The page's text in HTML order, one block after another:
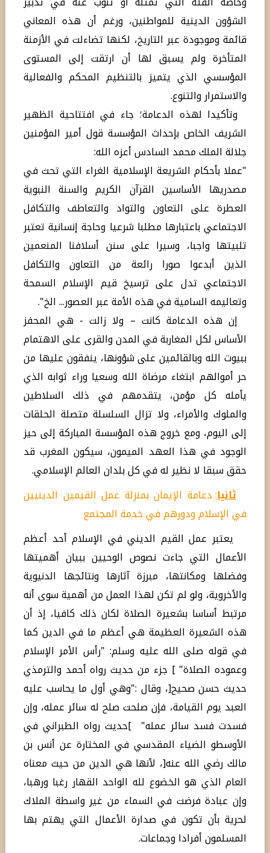
الشؤون الدينية للمواطنين، ورغم أن هذه المعاني
قائمة وموجودة عبر التاريخ، لكنها تضاءلت في الأزمنة
المتأخرة ولم يسبق لها أن ارتقت إلى المستوى
المؤسسي الذي يتميز بالتنظيم المحكم والفعالية
والاستمرار والتنوع.
وتأكيدا لهذه الدعامة؛ جاء في افتتاحية الظهير
الشريف الخاص بإحداث المؤسسة قول أمير المؤمنين
جلالة الملك محمد السادس أعزه الله:
"عملا بأحكام الشريعة الإسلامية الغراء التي تحث في
مصدريها الأساسين القرآن الكريم والسنة النبوية
العطرة على التعاون والتواد والتعاطف والتكافل
الاجتماعي باعتبارها مطلبا شرعيا وحاجة إنسانية تعتبر
تلبيتها واجبا، وسيرا على سنن أسلافنا المنعمين
الذين أبدعوا صورا رائعة من التعاون والتكافل
الاجتماعي تدل على ترسيخ قيم الإسلام السمحة
وتعاليمه السامية في هذه الأمة عبر العصور... الخ".
إن هذه الدعامة كانت – ولا زالت - هي المحفز
الأساس لكل المغاربة في المدن والقرى على الاهتمام
ببيوت الله وبالقائمين على شؤونها، ينفقون عليها من
حر أموالهم ابتغاء مرضاة الله وسعيا وراء ثوابه الذي
يأمله كل مؤمن، يتقدمهم في ذلك السلاطين
والملوك والأمراء، ولا تزال السلسلة متصلة الحلقات
إلى اليوم، ومع خروج هذه المؤسسة المباركة إلى حيز
الوجود في هذا العهد الميمون، سيكون المغرب قد
حقق سبقا لا نظير له في كل بلدان العالم الإسلامي.
ثانيا: دعامة الإيمان بمنزلة عمل القيمين الدينيين
في الإسلام ودورهم في خدمة المجتمع
يعتبر عمل القيم الديني في الإسلام أحد أعظم
الأعمال التي جاءت نصوص الوحيين ببيان أهميتها
وفضلها ومكانتها، مبرزة آثارها ونتائجها الدنيوية
والأخروية، ولو لم تكن لهذا العمل من أهمية سوى أنه
مرتبط أساسا بشعيرة الصلاة لكان ذلك كافيا، إذ أن
هذه الشعيرة العظيمة هي أعظم ما في الدين كما
في قوله صلى الله عليه وسلم: "رأس الأمر الإسلام
وعموده الصلاة" ] جزء من حديث رواه أحمد والترمذي
حديث حسن صحيح[، وقال :"وهي أول ما يحاسب عليه
العبد يوم القيامة، فإن صلحت صلح له سائر عمله، وإن
فسدت فسد سائر عمله" ]حديث رواه الطبراني في
الأوسطو الضياء المقدسي في المختارة عن أنس بن
مالك رضي الله عنه[، لأنها هي الدين من حيث معناه
العام الذي هو الخضوع لله الواحد القهار رغبا ورهبا،
وإن عبادة فرضت في السماء من غير واسطة الملاك
لحرية بأن تكون في صدارة الأعمال التي يهتم بها
المسلمون أفرادا وجماعات.